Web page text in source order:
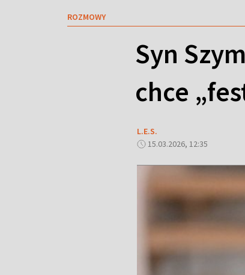
ROZMOWY
Syn
chce
L.E.S.
15.03.2026, 12:35